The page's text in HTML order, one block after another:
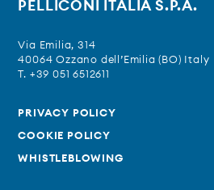
PELLICONI ITALIA S.P.A.
Via Emilia, 314
40064 Ozzano dell’Emilia (BO) Italy
T. +39 051 6512611
PRIVACY POLICY
COOKIE POLICY
WHISTLEBLOWING